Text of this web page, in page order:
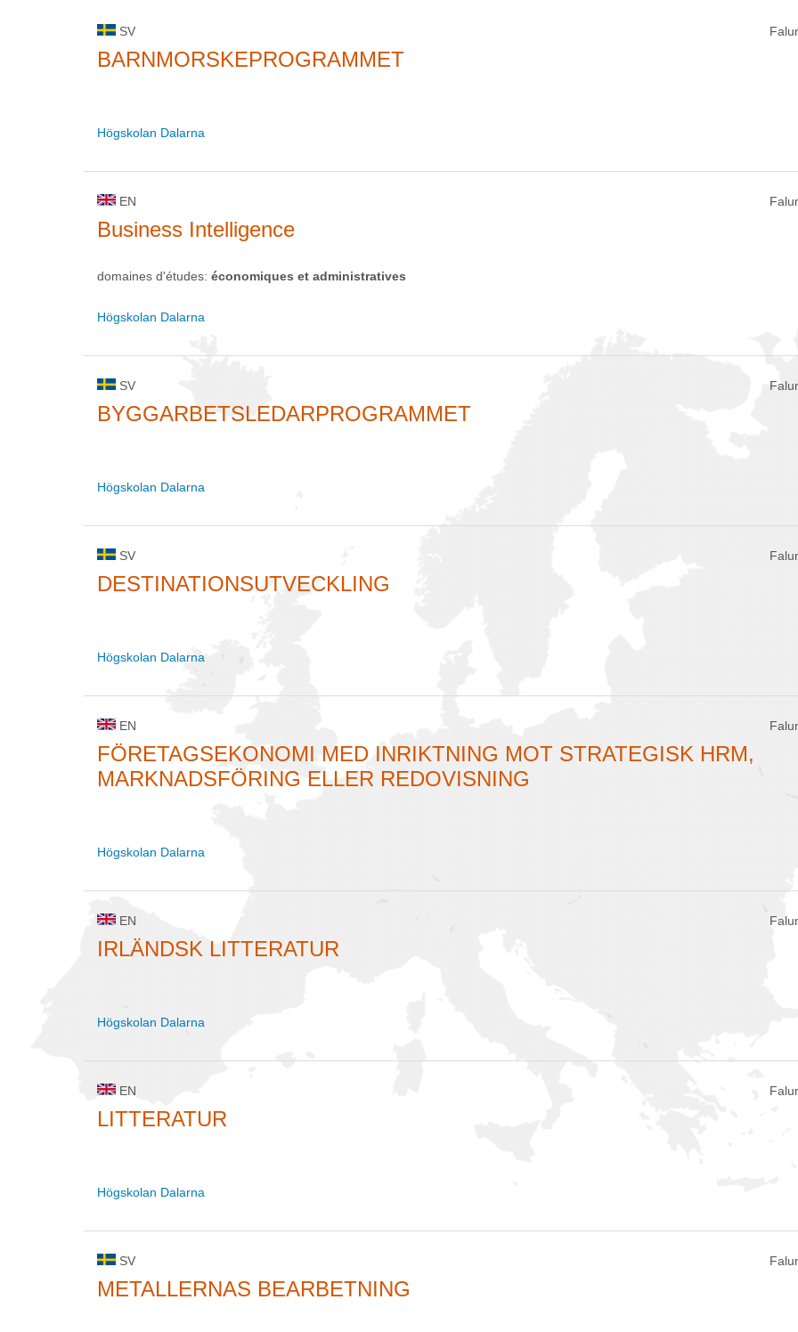
SV
BARNMORSKEPROGRAMMET
Högskolan Dalarna
EN
Business Intelligence
domaines d'études: économiques et administratives
Högskolan Dalarna
SV
BYGGARBETSLEDARPROGRAMMET
Högskolan Dalarna
SV
DESTINATIONSUTVECKLING
Högskolan Dalarna
EN
FÖRETAGSEKONOMI MED INRIKTNING MOT STRATEGISK HRM,
MARKNADSFÖRING ELLER REDOVISNING
Högskolan Dalarna
EN
IRLÄNDSK LITTERATUR
Högskolan Dalarna
EN
LITTERATUR
Högskolan Dalarna
SV
METALLERNAS BEARBETNING